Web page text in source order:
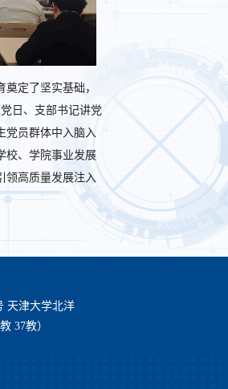
定了坚实基础，
日、支部书记讲党
党员群体中入脑入
校、学院事业发展
领高质量发展注入
天津大学北洋
37教）